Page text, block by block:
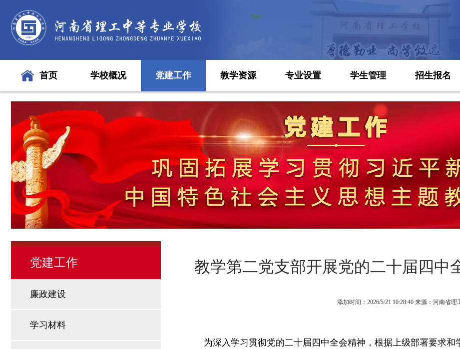
首页 学校概况 党建工作 教学资源 专业设置 学生管理 招生报名
党建工作
廉政建设
学习材料
教学第二党支部开展党的二十届四中
添加时间：2026/5/21 10:28:40 来源：河南省
为深入学习贯彻党的二十届四中全会精神，根据上级部署要求